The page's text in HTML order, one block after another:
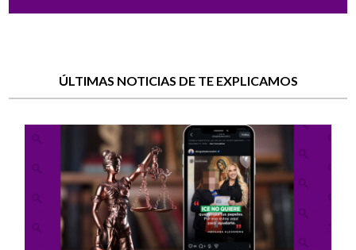
ÚLTIMAS NOTICIAS DE TE EXPLICAMOS